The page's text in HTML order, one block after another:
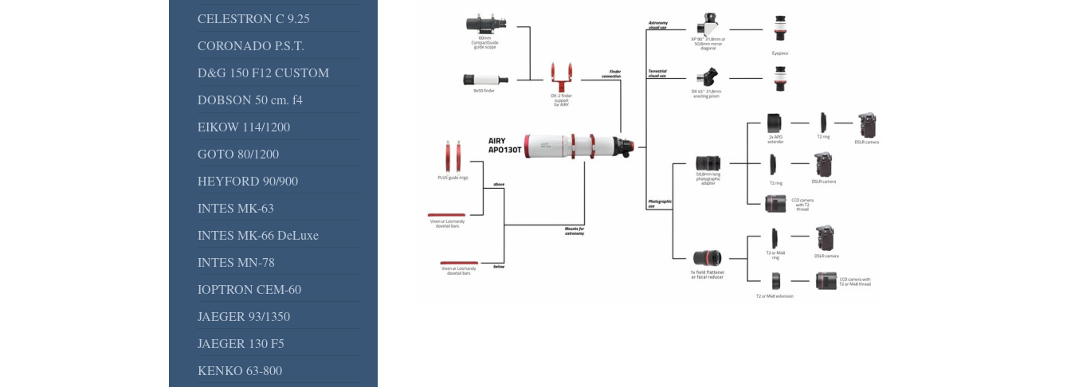
CELESTRON C 9.25
CORONADO P.S.T.
D&G 150 F12 CUSTOM
DOBSON 50 cm. f4
EIKOW 114/1200
GOTO 80/1200
HEYFORD 90/900
INTES MK-63
INTES MK-66 DeLuxe
INTES MN-78
IOPTRON CEM-60
JAEGER 93/1350
JAEGER 130 F5
KENKO 63-800